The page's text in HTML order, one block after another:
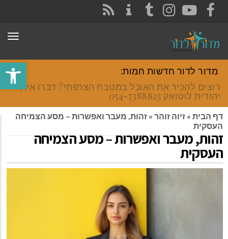
פתח
FACEBOOK
YOUTUBE
INSTAGRAM
TUMBLR
מדור לדור חדשות חמות:
רוצים להכיר את האוכל במטבח הצרפתי? דברו איתי
יהודית לוטואק 054-7388825.
דף הבית » זיוה זוהר » זהות, מעבר ואפשרות – מסע הצמיחה
העסקית
זהות, מעבר ואפשרות – מסע הצמיחה
העסקית